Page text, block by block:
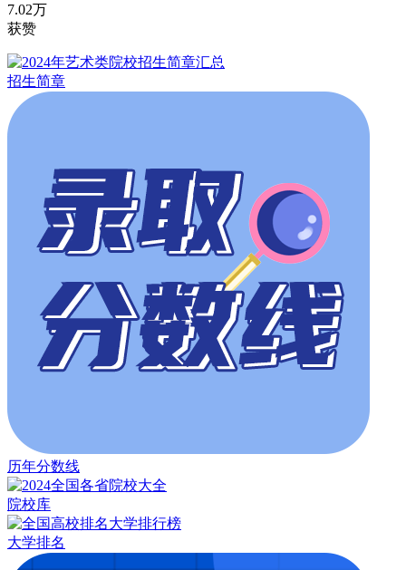
7.02万
获赞
招生简章
历年分数线
院校库
大学排名